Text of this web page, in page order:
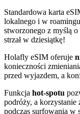
Standardowa karta
lokalnego i w
stworzonego z myślą
strzał w dziesiątkę!
Holafly eSIM oferuje
konieczności
przed wyjazdem, a
Funkcja hot-spotu
podróży, a korzystanie
podczas surfowania w